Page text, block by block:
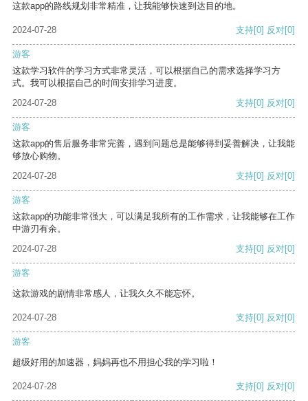
这款app的路线规划非常精准，让我能够快速到达目的地。
2024-07-28 支持[0] 反对[0]
游客
这款学习软件的学习方式非常灵活，可以根据自己的需求选择学习方
式。我可以根据自己的时间安排学习进度。
2024-07-28
支持[0] 反对[0]
游客
这款app的售后服务非常完善，遇到问题总是能够得到妥善解决，让我能
够放心购物。
2024-07-28
支持[0] 反对[0]
游客
这款app的功能非常强大，可以满足我所有的工作需求，让我能够在工作
中游刃有余。
2024-07-28
支持[0] 反对[0]
游客
这款游戏的剧情非常感人，让我久久不能忘怀。
2024-07-28 支持[0] 反对[0]
游客
超级好用的加速器，妈妈再也不用担心我的学习啦！
2024-07-28 支持[0] 反对[0]